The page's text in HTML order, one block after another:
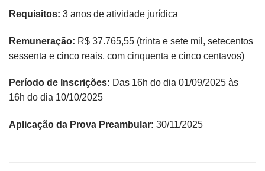
Requisitos: 3 anos de atividade jurídica
Remuneração: R$ 37.765,55 (trinta e sete mil, setecentos
sessenta e cinco reais, com cinquenta e cinco centavos)
Período de Inscrições: Das 16h do dia 01/09/2025 às
16h do dia 10/10/2025
Aplicação da Prova Preambular: 30/11/2025